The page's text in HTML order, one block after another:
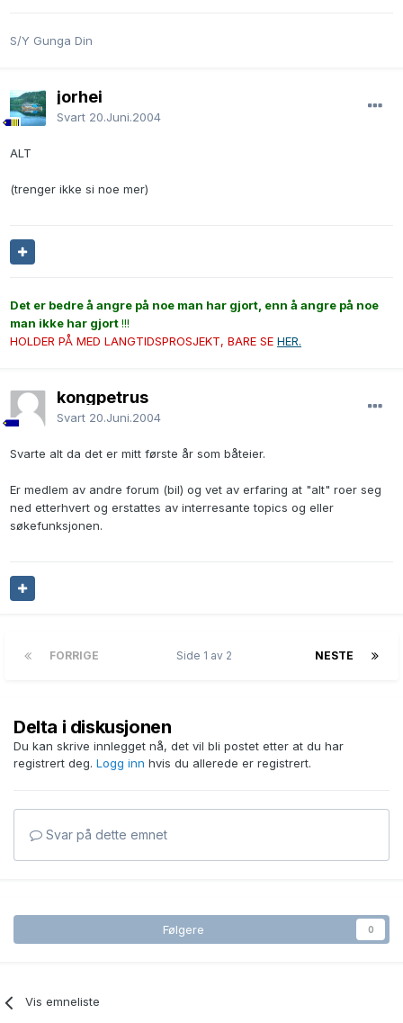
S/Y Gunga Din
jorhei
Svart 20.Juni.2004
ALT
(trenger ikke si noe mer)
Det er bedre å angre på noe man har gjort, enn å angre på noe
man ikke har gjort!!!
HOLDER PÅ MED LANGTIDSPROSJEKT, BARE SE HER.
kongpetrus
Svart 20.Juni.2004
Svarte alt da det er mitt første år som båteier.
Er medlem av andre forum (bil) og vet av erfaring at "alt" roer seg
ned etterhvert og erstattes av interresante topics og eller
søkefunksjonen.
FORRIGE NESTE
Side 1 av 2
Delta i diskusjonen
Du kan skrive innlegget nå, det vil bli postet etter at du har
registrert deg. Logg inn hvis du allerede er registrert.
Svar på dette emnet
Følgere 0
Vis emneliste